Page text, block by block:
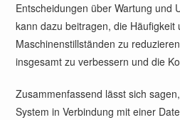
Entscheidungen über Wartung und
kann dazu beitragen, die Häufigkeit
Maschinenstillständen zu
insgesamt zu verbessern und die
Zusammenfassend lässt sich
System in Verbindung mit einer